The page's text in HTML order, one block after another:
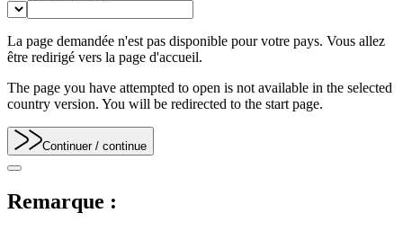
La page demandée n'est pas disponible pour votre pays. Vous allez
être redirigé vers la page d'accueil.
The page you have attempted to open is not available in the selected
country version. You will be redirected to the start page.
Continuer / continue
Remarque :